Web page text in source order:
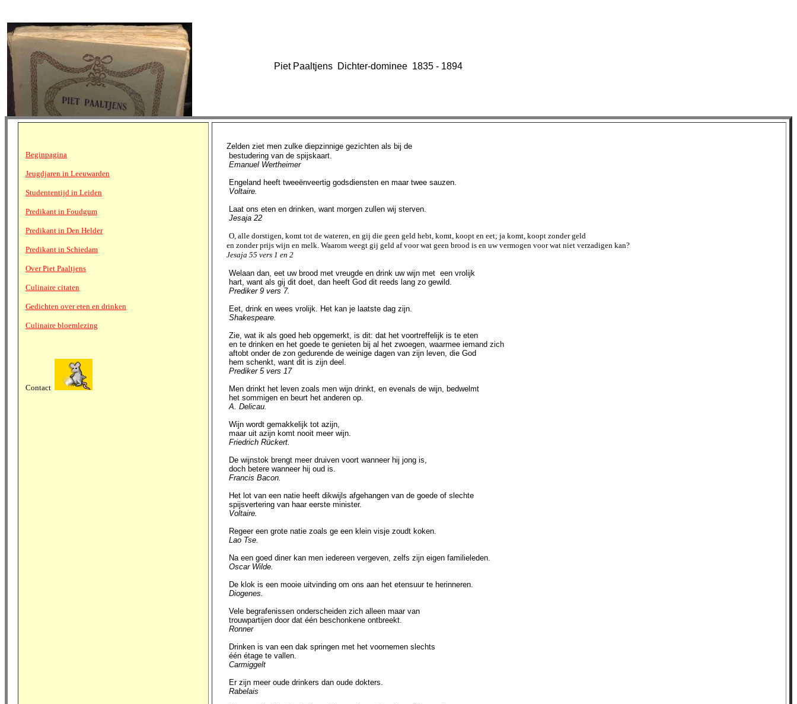
Piet Paaltjens Dichter-dominee 1835 - 1894
Beginpagina
Jeugdjaren in Leeuwarden
Studententijd in Leiden
Predikant in Foudgum
Predikant in Den Helder
Predikant in Schiedam
Over Piet Paaltjens
Culinaire citaten
Gedichten over eten en drinken
Culinaire bloemlezing
Contact
Zelden ziet men zulke diepzinnige gezichten als bij de
bestudering van de spijskaart.
Emanuel Wertheimer
Engeland heeft tweeënveertig godsdiensten en maar twee sauzen.
Voltaire.
Laat ons eten en drinken, want morgen zullen wij sterven.
Jesaja 22
O, alle dorstigen, komt tot de wateren, en gij die geen geld hebt, komt, koopt en eet; ja komt, koopt zonder geld
en zonder prijs wijn en melk. Waarom weegt gij geld afvoor wat geen brood is en uw vermogen voor wat niet verzadigen kan?
Jesaja 55 vers 1 en 2
Welaan dan, eet uw brood met vreugde en drink uw wijn met een vrolijk
hart, want als gij dit doet, dan heeft God dit reeds lang zo gewild.
Prediker 9 vers 7.
Eet, drink en wees vrolijk. Het kan je laatste dag zijn.
Shakespeare.
Zie, wat ik als goed heb opgemerkt, is dit: dat het voortreffelijk is te eten
en te drinken en het goede te genieten bij al het zwoegen, waarmee iemand zich
aftobt onder de zon gedurende de weinige dagen van zijn leven, die God
hem schenkt, want dit is zijn deel.
Prediker 5 vers 17
Men drinkt het leven zoals men wijn drinkt, en evenals de wijn, bedwelmt
het sommigen en beurt het anderen op.
A. Delicau.
Wijn wordt gemakkelijk tot azijn,
maar uit azijn komt nooit meer wijn.
Friedrich Rückert.
De wijnstok brengt meer druiven voort wanneer hij jong is,
doch betere wanneer hij oud is.
Francis Bacon.
Het lot van een natie heeft dikwijls afgehangen van de goede of slechte
spijsvertering van haar eerste minister.
Voltaire.
Regeer een grote natie zoals ge een klein visje zoudt koken.
Lao Tse.
Na een goed diner kan men iedereen vergeven, zelfs zijn eigen familieleden.
Oscar Wilde.
De klok is een mooie uitvinding om ons aan het etensuur te herinneren.
Diogenes.
Vele begrafenissen onderscheiden zich alleen maar van
trouwpartijen door dat één beschonkene ontbreekt.
Ronner
Drinken is van een dak springen met het voornemen slechts
één étage te vallen.
Carmiggelt
Er zijn meer oude drinkers dan oude dokters.
Rabelais